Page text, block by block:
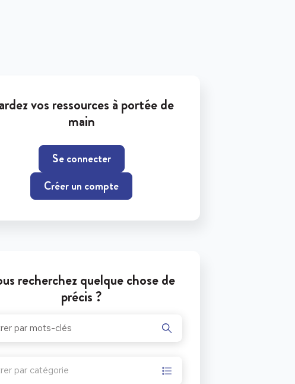
vos ressources à portée de
main
Se connecter
Créer un compte
recherchez quelque chose de
précis ?
par catégorie